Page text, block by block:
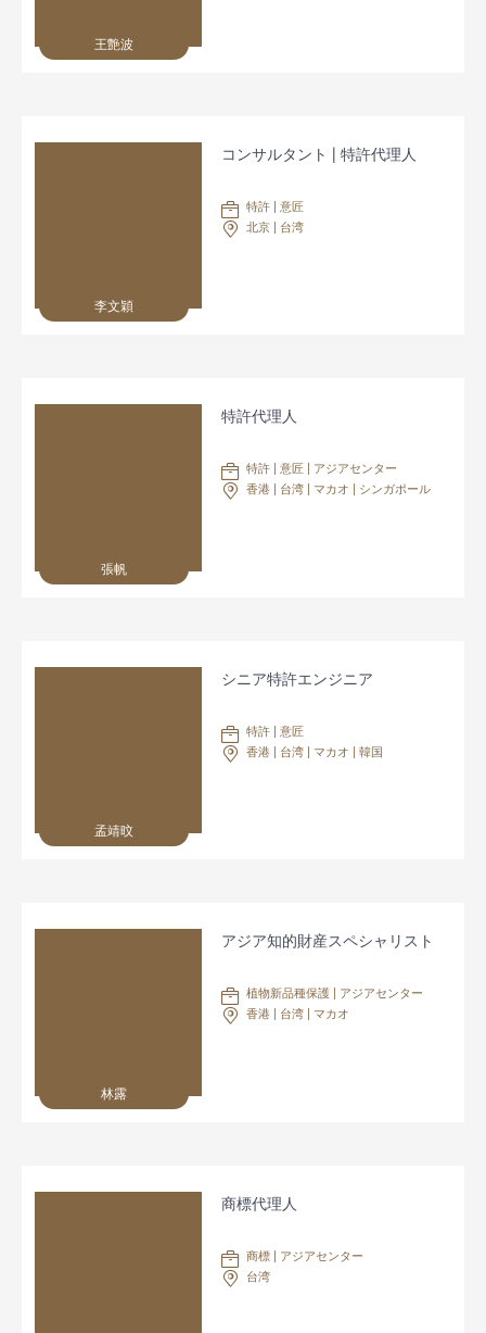
王艶波
李文穎
コンサルタント | 特許代理人
特許 | 意匠
北京 | 台湾
張帆
特許代理人
特許 | 意匠 | アジアセンター
香港 | 台湾 | マカオ | シンガポール
孟靖旼
シニア特許エンジニア
特許 | 意匠
香港 | 台湾 | マカオ | 韓国
林露
アジア知的財産スペシャリスト
植物新品種保護 | アジアセンター
香港 | 台湾 | マカオ
商標代理人
商標 | アジアセンター
台湾